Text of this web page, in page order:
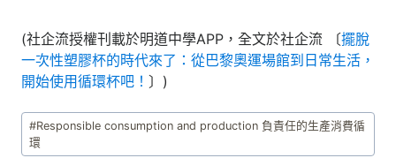
(社企流授權刊載於明道中學APP，全文於社企流 〔擺脫
一次性塑膠杯的時代來了：從巴黎奧運場館到日常生活，
開始使用循環杯吧！ 〕)
Post
Tags:
#Responsible consumption and production 負責任的生產消費循
環